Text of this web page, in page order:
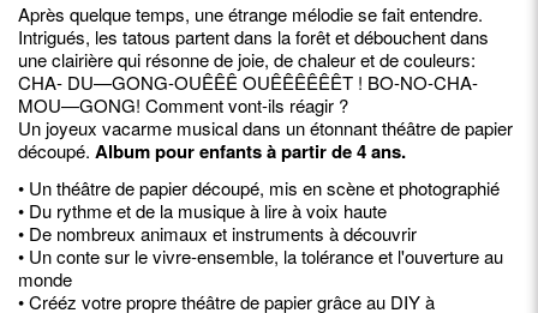
Après quelque temps, une étrange mélodie se fait entendre.
Intrigués, les tatous partent dans la forêt et débouchent dans
une clairière qui résonne de joie, de chaleur et de couleurs:
CHA- DU—GONG-OUÊÊÊ OUÊÊÊÊÊÊT ! BO-NO-CHA-
MOU—GONG! Comment vont-ils réagir ?
Un joyeux vacarme musical dans un étonnant théâtre de papier
découpé. Album pour enfants à partir de 4 ans.
• Un théâtre de papier découpé, mis en scène et photographié
• Du rythme et de la musique à lire à voix haute
• De nombreux animaux et instruments à découvrir
• Un conte sur le vivre-ensemble, la tolérance et l'ouverture au
monde
• Crééz votre propre théâtre de papier grâce au DIY à